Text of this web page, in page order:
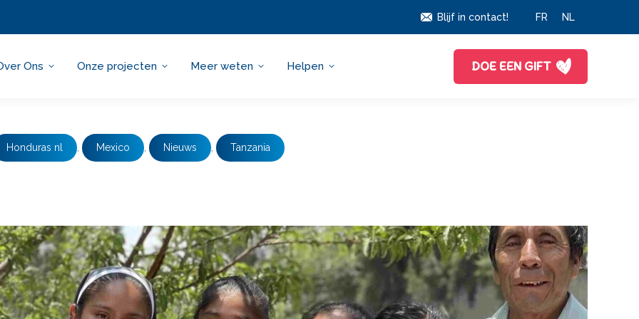
Blijf in contact! FR NL
Ons Onze projecten Meer weten Helpen DOE EEN GIFT
Honduras nl , Mexico , Nieuws , Tanzania